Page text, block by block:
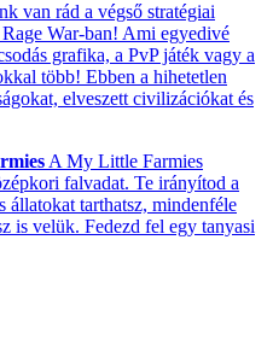
van rád a végső stratégiai
War-ban! Ami egyedivé
grafika, a PvP játék vagy a
több! Ebben a hihetetlen
elveszett civilizációkat és
A My Little Farmies
falvadat. Te irányítod a
állatokat tarthatsz, mindenféle
is velük. Fedezd fel egy tanyasi